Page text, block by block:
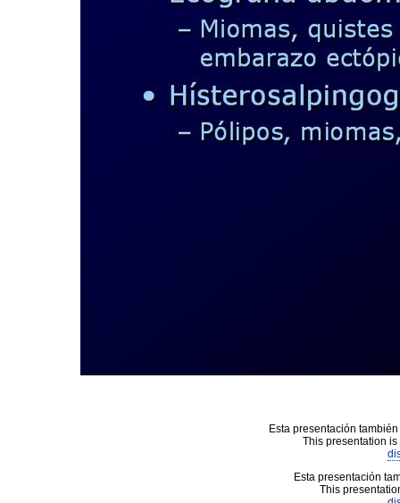
Esta presentación
This presentation
Esta presentación
This